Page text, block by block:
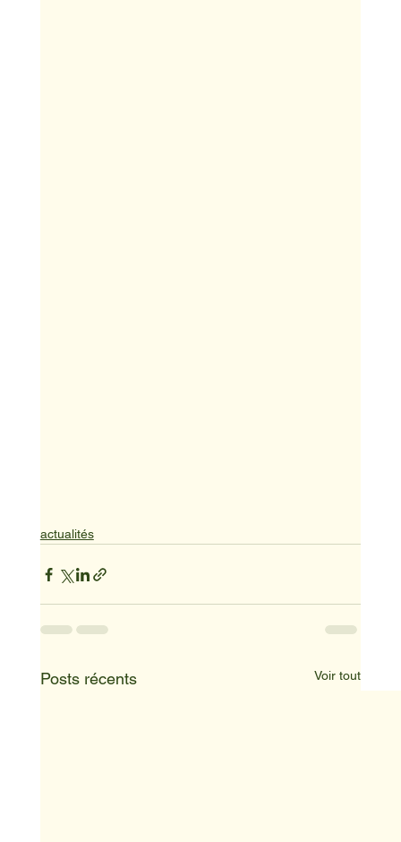
actualités
Posts récents Voir tout